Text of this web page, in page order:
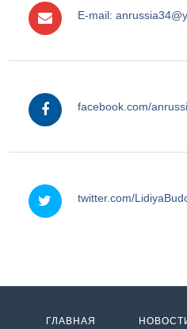
E-mail:
facebook.com/
twitter.com/
ГЛАВНАЯ